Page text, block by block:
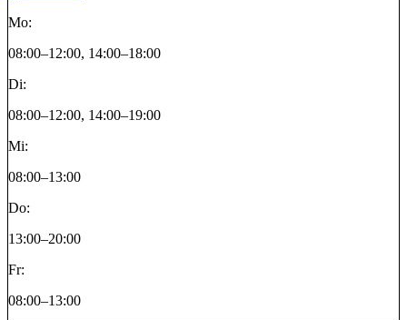
Mo:
08:00–12:00, 14:00–18:00
Di:
08:00–12:00, 14:00–19:00
Mi:
08:00–13:00
Do:
13:00–20:00
Fr:
08:00–13:00